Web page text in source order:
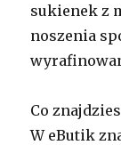
sukienek z
noszenia
Co
W eButik